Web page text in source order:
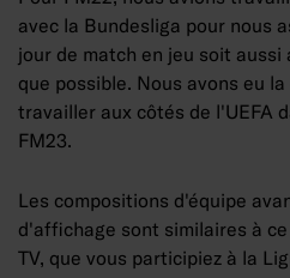
avec la Bundesliga pour nous
jour de match en jeu soit
que possible. Nous avons eu
travailler aux côtés de l'UEFA
FM23.
Les compositions d'équipe
d'affichage sont similaires à
TV, que vous participiez à la